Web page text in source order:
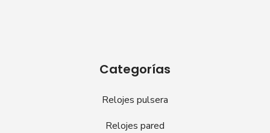
Categorías
Relojes pulsera
Relojes pared